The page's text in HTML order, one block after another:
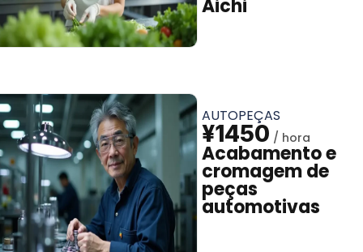
Aichi
AUTOPEÇAS
¥1450
Acabamento e
cromagem de
peças
automotivas